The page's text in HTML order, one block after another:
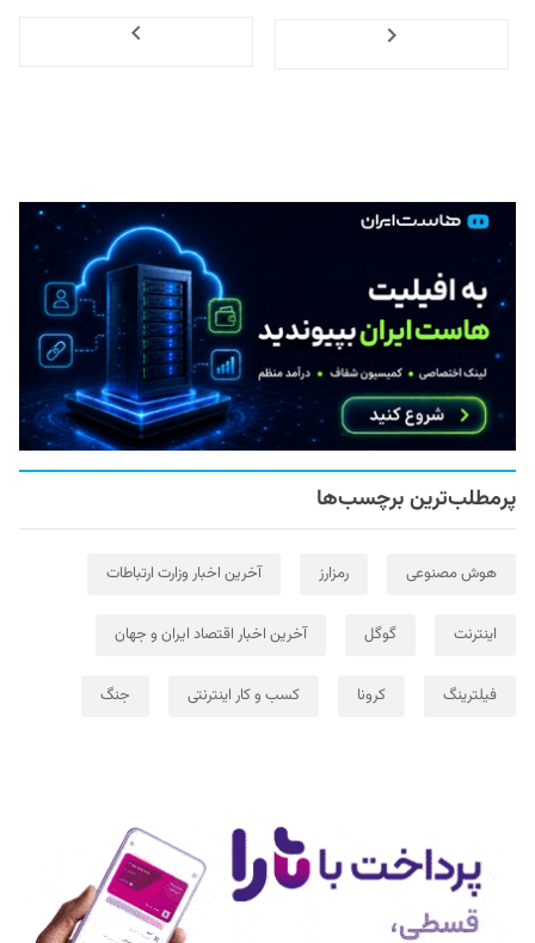
پرمطلب‌ترین برچسب‌ها
هوش مصنوعی رمزارز آخرین اخبار وزارت ارتباطات
اینترنت گوگل آخرین اخبار اقتصاد ایران و جهان
فیلترینگ کرونا کسب و کار اینترنتی جنگ